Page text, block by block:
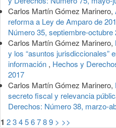
Carlos Martín Gómez Marinero,
reforma a Ley de Amparo de
Número 35, septiembre-octubre
Carlos Martín Gómez Marinero,
y los “asuntos jurisdiccionales”
información , Hechos y
2017
Carlos Martín Gómez Marinero,
secreto fiscal y relevancia
Derechos: Número 38, marzo-
1 23456789 > >>